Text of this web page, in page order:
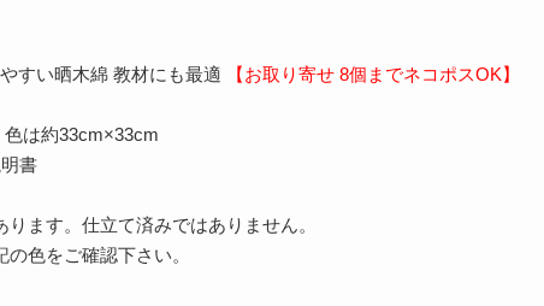
すい晒木綿 教材にも最適 【お取り寄せ 8個までネコポスOK】
は約33cm×33cm
書
ます。仕立て済みではありません。
をご確認下さい。